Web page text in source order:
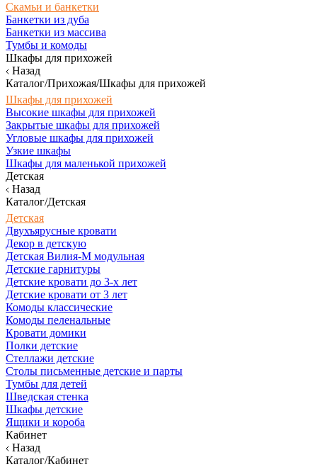
Скамьи и банкетки
Банкетки из дуба
Банкетки из массива
Тумбы и комоды
Шкафы для прихожей
Назад
Каталог/Прихожая/Шкафы для прихожей
Шкафы для прихожей
Высокие шкафы для прихожей
Закрытые шкафы для прихожей
Угловые шкафы для прихожей
Узкие шкафы
Шкафы для маленькой прихожей
Детская
Назад
Каталог/Детская
Детская
Двухъярусные кровати
Декор в детскую
Детская Вилия-М модульная
Детские гарнитуры
Детские кровати до 3-х лет
Детские кровати от 3 лет
Комоды классические
Комоды пеленальные
Кровати домики
Полки детские
Стеллажи детские
Столы письменные детские и парты
Тумбы для детей
Шведская стенка
Шкафы детские
Ящики и короба
Кабинет
Назад
Каталог/Кабинет